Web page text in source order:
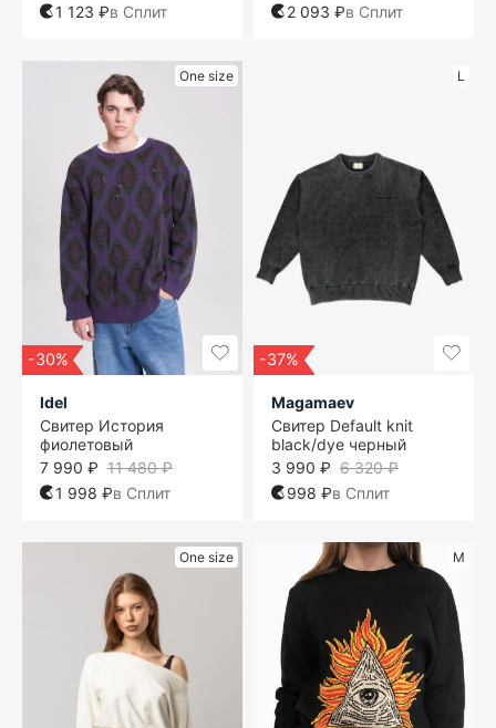
1 123 ₽в Сплит
2 093 ₽в Сплит
One size
-30%
Idel
Свитер История
фиолетовый
11 480 ₽
7 990 ₽
1 998 ₽в Сплит
L
-37%
Magamaev
Свитер Default knit
black/dye черный
6 320 ₽
3 990 ₽
998 ₽в Сплит
One size M